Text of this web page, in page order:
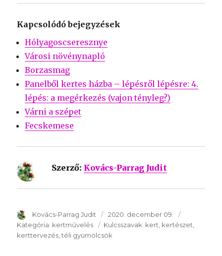
Kapcsolódó bejegyzések
Hólyagoscseresznye
Városi növénynapló
Borzasmag
Panelből kertes házba – lépésről lépésre: 4.
lépés: a megérkezés (vajon tényleg?)
Várni a szépet
Fecskemese
Szerző: Kovács-Parrag Judit
SzerzÅ
Kovács-Parrag Judit Közzétéve:
2020. december 09.
Kategória: Kategória:
kertművelés Kulcsszavak: Kulcsszavak:
kert kertészet
kerttervezés téli gyümölcsök